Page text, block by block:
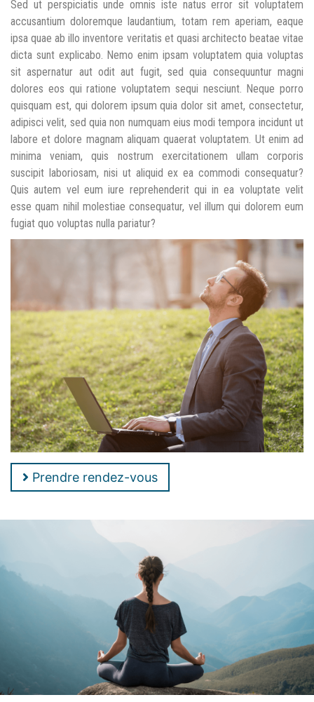
Sed ut perspiciatis unde omnis iste natus error sit voluptatem
accusantium doloremque laudantium, totam rem aperiam, eaque
ipsa quae ab illo inventore veritatis et quasi architecto beatae vitae
dicta sunt explicabo. Nemo enim ipsam voluptatem quia voluptas
sit aspernatur aut odit aut fugit, sed quia consequuntur magni
dolores eos qui ratione voluptatem sequi nesciunt. Neque porro
quisquam est, qui dolorem ipsum quia dolor sit amet, consectetur,
adipisci velit, sed quia non numquam eius modi tempora incidunt ut
labore et dolore magnam aliquam quaerat voluptatem. Ut enim ad
minima veniam, quis nostrum exercitationem ullam corporis
suscipit laboriosam, nisi ut aliquid ex ea commodi consequatur?
Quis autem vel eum iure reprehenderit qui in ea voluptate velit
esse quam nihil molestiae consequatur, vel illum qui dolorem eum
fugiat quo voluptas nulla pariatur?
Prendre rendez-vous